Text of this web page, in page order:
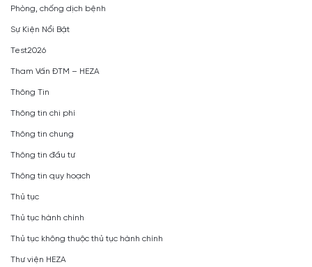
Phòng, chống dịch bệnh
Sự Kiện Nổi Bật
Test2026
Tham Vấn ĐTM – HEZA
Thông Tin
Thông tin chi phí
Thông tin chung
Thông tin đầu tư
Thông tin quy hoạch
Thủ tục
Thủ tục hành chính
Thủ tục không thuộc thủ tục hành chính
Thư viện HEZA